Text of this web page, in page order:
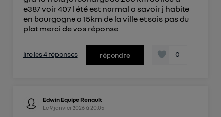
e387 voir 407 l été est normal a savoir j habite
en bourgogne a 15km de la ville et sais pas du
plat merci de vos réponse
lire les 4 réponses répondre 0
Edwin Equipe Renault
Le9 janvier 2026à 20:05